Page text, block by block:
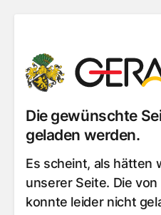
Die gewünschte
geladen werden.
Es scheint, als hätten
unserer Seite. Die
konnte leider nicht